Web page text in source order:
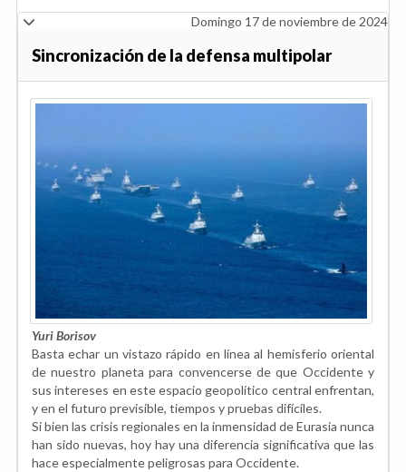
Domingo 17 de noviembre de 2024
Sincronización de la defensa multipolar
Yuri Borisov
Basta echar un vistazo rápido en línea al hemisferio oriental
de nuestro planeta para convencerse de que Occidente y
sus intereses en este espacio geopolítico central enfrentan,
y en el futuro previsible, tiempos y pruebas difíciles.
Si bien las crisis regionales en la inmensidad de Eurasia nunca
han sido nuevas, hoy hay una diferencia significativa que las
hace especialmente peligrosas para Occidente.